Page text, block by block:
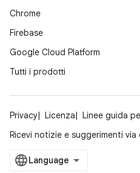
Chrome
Firebase
Google Cloud Platform
Tutti i prodotti
Privacy Licenza Linee guida
Ricevi notizie e suggerimenti via